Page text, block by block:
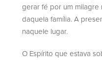
gerar fé por um
daquela família. A
naquele lugar.
O Espírito que estava